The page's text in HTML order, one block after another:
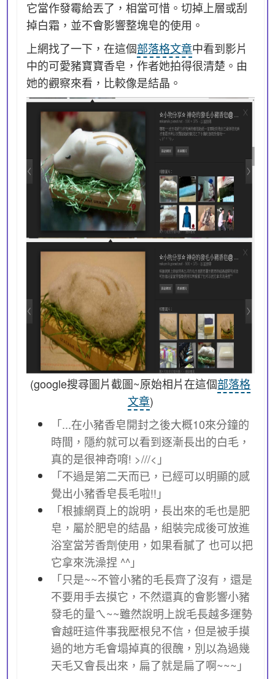
它當作發霉給丟了，相當可惜。切掉上層或刮
掉白霜，並不會影響整塊皂的使用。
上網找了一下，在這個部落格文章中看到影片
中的可愛豬寶寶香皂，作者她拍得很清楚。由
她的觀察來看，比較像是結晶。
(google搜尋圖片截圖~原始相片在這個部落格
文章)
「...在小豬香皂開封之後大概10來分鐘的
時間，隱約就可以看到逐漸長出的白毛，
真的是很神奇唷! >///<」
「不過是第二天而已，已經可以明顯的感
覺出小豬香皂長毛啦!!」
「根據網頁上的說明，長出來的毛也是肥
皂，屬於肥皂的結晶，組裝完成後可放進
浴室當芳香劑使用，如果看膩了 也可以把
它拿來洗澡捏 ^^」
「只是~~不管小豬的毛長齊了沒有，還是
不要用手去摸它，不然還真的會影響小豬
發毛的量ㄟ~~雖然說明上說毛長越多運勢
會越旺這件事我壓根兒不信，但是被手摸
過的地方毛會塌掉真的很醜，別以為過幾
天毛又會長出來，扁了就是扁了啊~~~」